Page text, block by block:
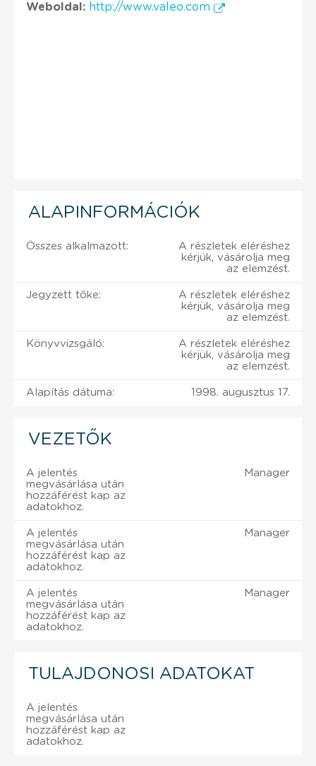
Weboldal: http://www.valeo.com
ALAPINFORMÁCIÓK
Összes alkalmazott:
A részletek eléréshez
kérjük, vásárolja meg
az elemzést.
Jegyzett tőke:
A részletek eléréshez
kérjük, vásárolja meg
az elemzést.
Könyvvizsgáló:
A részletek eléréshez
kérjük, vásárolja meg
az elemzést.
Alapítás dátuma: 1998. augusztus 17.
VEZETŐK
A jelentés
megvásárlása után
hozzáférést kap az
adatokhoz.
Manager
A jelentés
megvásárlása után
hozzáférést kap az
adatokhoz.
Manager
A jelentés
megvásárlása után
hozzáférést kap az
adatokhoz.
Manager
TULAJDONOSI ADATOKAT
A jelentés
megvásárlása után
hozzáférést kap az
adatokhoz.